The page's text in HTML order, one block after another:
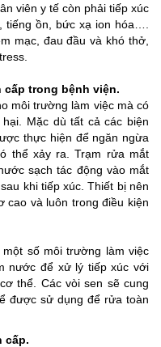
viên y tế còn phải tiếp xúc
tiếng ồn, bức xạ ion hóa….
mạc, đau đầu và khó thở,
cấp trong bệnh viện.
môi trường làm việc mà có
Mặc dù tất cả các biện
thực hiện để ngăn ngừa
thể xảy ra. Trạm rửa mắt
sạch tác động vào mắt
khi tiếp xúc. Thiết bị nên
cao và luôn trong điều kiện
số môi trường làm việc
nước để xử lý tiếp xúc với
thể. Các vòi sen sẽ cung
được sử dụng để rửa toàn
cấp.